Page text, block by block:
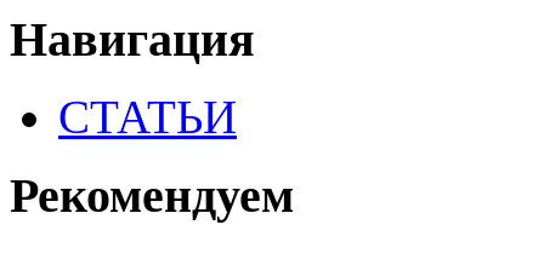
Навигация
СТАТЬИ
Рекомендуем